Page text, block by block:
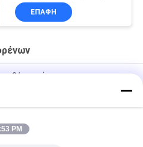
δίσκων φρένων φύλλων
τριβής
ΕΠΑΦΉ
αμιάντων
αντίστασης πετρελαίου
για τον ανελκυστήρα
PM